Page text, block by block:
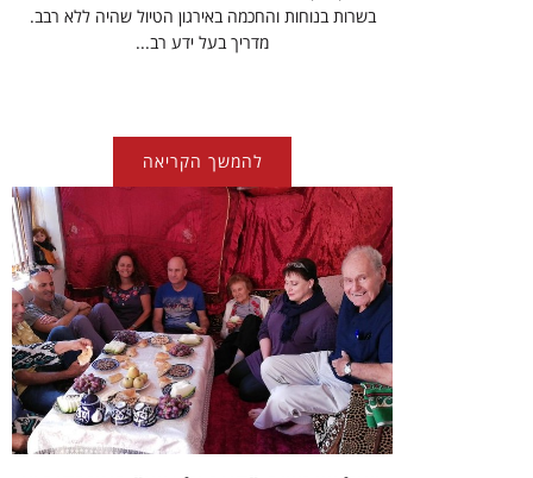
בשרות בנוחות והחכמה באירגון הטיול שהיה ללא רבב.
מדריך בעל ידע רב...
להמשך הקריאה